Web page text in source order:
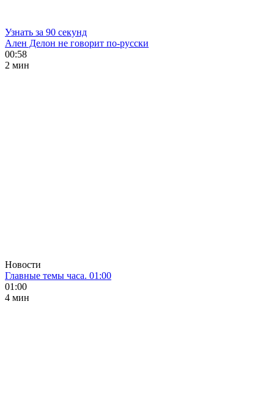
Узнать за 90 секунд
Ален Делон не говорит по-русски
00:58
2 мин
Новости
Главные темы часа. 01:00
01:00
4 мин